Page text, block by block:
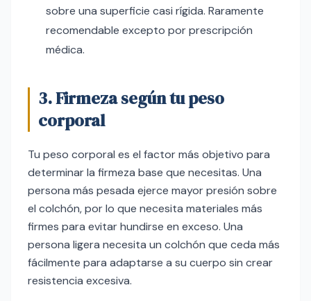
sobre una superficie casi rígida. Raramente
recomendable excepto por prescripción
médica.
3. Firmeza según tu peso
corporal
Tu peso corporal es el factor más objetivo para
determinar la firmeza base que necesitas. Una
persona más pesada ejerce mayor presión sobre
el colchón, por lo que necesita materiales más
firmes para evitar hundirse en exceso. Una
persona ligera necesita un colchón que ceda más
fácilmente para adaptarse a su cuerpo sin crear
resistencia excesiva.